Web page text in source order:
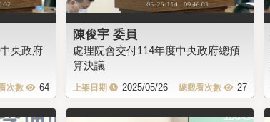
央政府
64
陳俊宇 委員
處理院會交付114年度中央政府總預
算決議
2025/05/26 27